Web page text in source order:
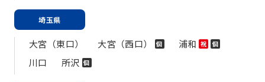
埼玉県
大宮（東口） 大宮（西口） 個 浦和 祝 個
川口 所沢 個